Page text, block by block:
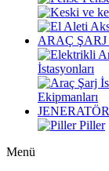
ARAÇ
İstasyonları
Ekipmanları
Piller
Menü